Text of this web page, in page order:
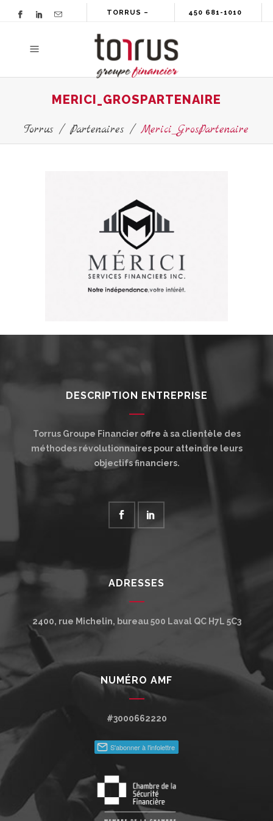
TORRUS – 450 681-1010
MERICI_GROSPARTENAIRE
Torrus/Partenaires/ Merici_GrosPartenaire
DESCRIPTION ENTREPRISE
Torrus Groupe Financier offre à sa clientèle des
méthodes révolutionnaires pour atteindre leurs
objectifs financiers.
ADRESSES
2400, rue Michelin, bureau 500 Laval QC H7L 5C3
NUMÉRO AMF
#3000662220